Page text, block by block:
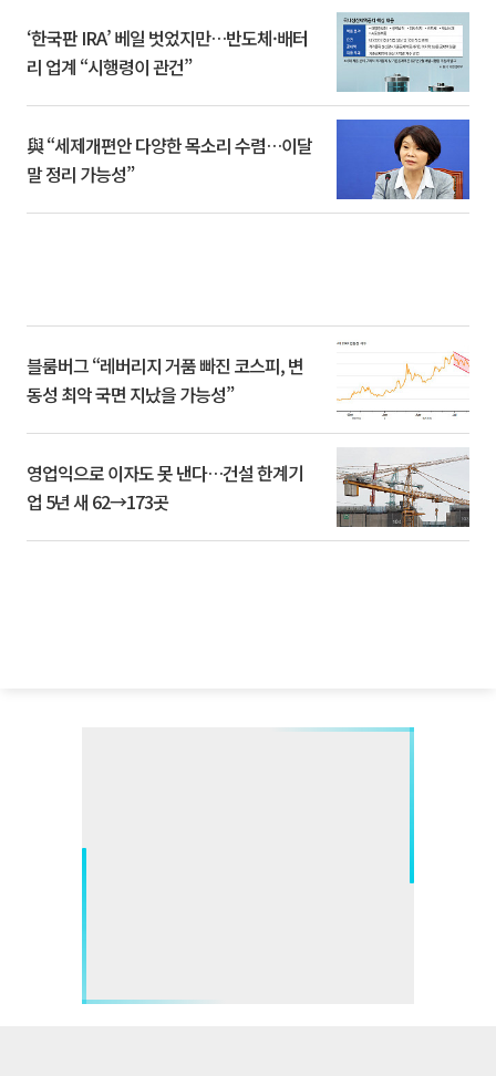
‘한국판 IRA’ 베일 벗었지만…반도체·배터
리 업계 “시행령이 관건”
與 “세제개편안 다양한 목소리 수렴…이달
말 정리 가능성”
블룸버그 “레버리지 거품 빠진 코스피, 변
동성 최악 국면 지났을 가능성”
영업익으로 이자도 못 낸다…건설 한계기
업 5년 새 62→173곳